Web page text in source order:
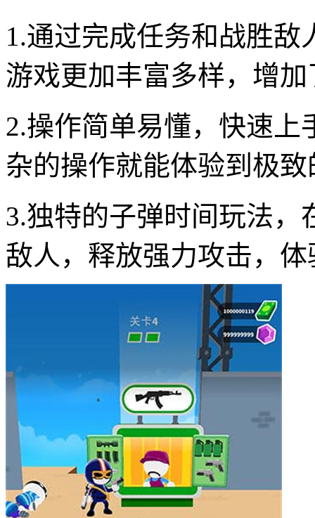
1.通过完成任务和战胜
游戏更加丰富多样，增
2.操作简单易懂，快速
杂的操作就能体验到极
3.独特的子弹时间玩法
敌人，释放强力攻击，